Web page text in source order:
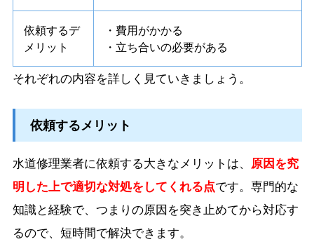
依頼するデ
メリット
・費用がかかる
・立ち合いの必要がある
それぞれの内容を詳しく見ていきましょう。
依頼するメリット
水道修理業者に依頼する大きなメリットは、 原因を究
明した上で適切な対処をしてくれる点です。専門的な
知識と経験で、つまりの原因を突き止めてから対応す
るので、短時間で解決できます。